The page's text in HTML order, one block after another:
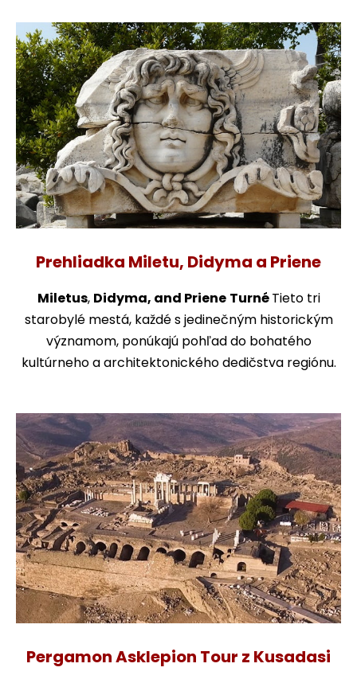
Prehliadka Miletu, Didyma a Priene
Miletus, Didyma, and Priene TurnéTieto tri
starobylé mestá, každé s jedinečným historickým
významom, ponúkajú pohľad do bohatého
kultúrneho a architektonického dedičstva regiónu.
Pergamon Asklepion Tour z Kusadasi